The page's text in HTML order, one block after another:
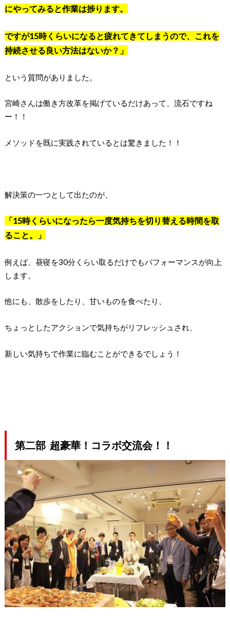
にやってみると作業は捗ります。
ですが15時くらいになると疲れてきてしまうので、これを
持続させる良い方法はないか？」
という質問がありました。
宮崎さんは働き方改革を掲げているだけあって、流石ですね
ー！！
メソッドを既に実践されているとは驚きました！！
解決策の一つとして出たのが、
「15時くらいになったら一度気持ちを切り替える時間を取
ること。」
例えば、昼寝を30分くらい取るだけでもパフォーマンスが向上
します。
他にも、散歩をしたり、甘いものを食べたり、
ちょっとしたアクションで気持ちがリフレッシュされ、
新しい気持ちで作業に臨むことができるでしょう！
第二部 超豪華！コラボ交流会！！